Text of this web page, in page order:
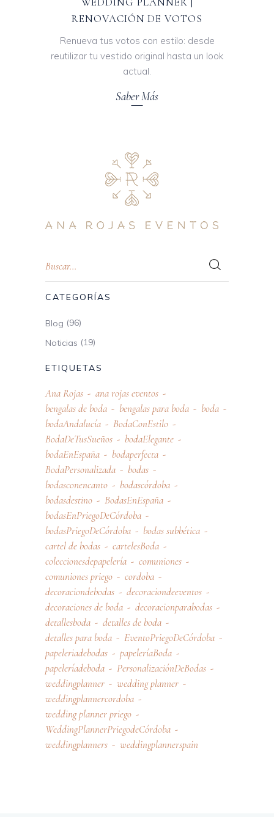
RENOVACIÓN DE VOTOS
Renueva tus votos con estilo: desde
reutilizar tu vestido original hasta un look
actual.
Saber Más
CATEGORÍAS
Blog (96)
Noticias (19)
ETIQUETAS
Ana Rojas
ana rojas eventos
bengalas de boda
bengalas para boda
boda
bodaAndalucía
BodaConEstilo
BodaDeTusSueños
bodaElegante
bodaEnEspaña
bodaperfecta
BodaPersonalizada
bodas
bodasconencanto
bodascórdoba
bodasdestino
BodasEnEspaña
bodasEnPriegoDeCórdoba
bodasPriegoDeCórdoba
bodas subbética
cartel de bodas
cartelesBoda
coleccionesdepapelería
comuniones
comuniones priego
cordoba
decoraciondebodas
decoraciondeeventos
decoraciones de boda
decoracionparabodas
detallesboda
detalles de boda
detalles para boda
EventoPriegoDeCórdoba
papeleriadebodas
papeleríaBoda
papeleríadeboda
PersonalizaciónDeBodas
weddingplanner
wedding planner
weddingplannercordoba
wedding planner priego
WeddingPlannerPriegodeCórdoba
weddingplanners
weddingplannerspain